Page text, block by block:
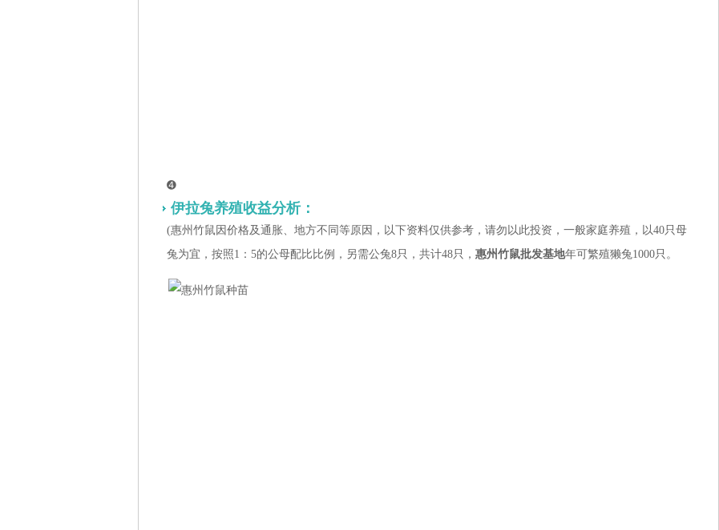
➍
伊拉兔养殖收益分析：
(惠州竹鼠因价格及通胀、地方不同等原因，以下资料仅供参考，请勿以此投资，一般家庭养殖，以40只母
兔为宜，按照1：5的公母配比比例，另需公兔8只，共计48只， 惠州竹鼠批发基地年可繁殖獭兔1000只。